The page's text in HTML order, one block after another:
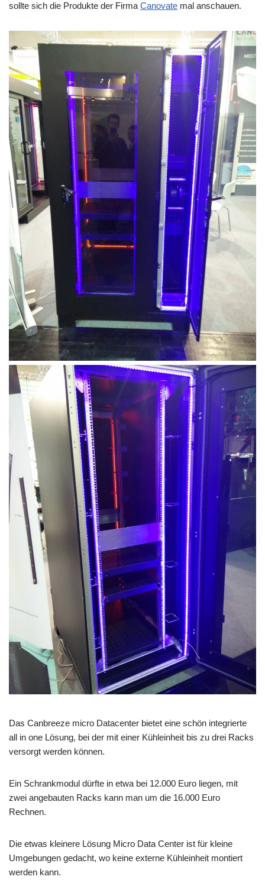
sollte sich die Produkte der Firma Canovate mal anschauen.
Das Canbreeze micro Datacenter bietet eine schön integrierte
all in one Lösung, bei der mit einer Kühleinheit bis zu drei Racks
versorgt werden können.
Ein Schrankmodul dürfte in etwa bei 12.000 Euro liegen, mit
zwei angebauten Racks kann man um die 16.000 Euro
Rechnen.
Die etwas kleinere Lösung Micro Data Center ist für kleine
Umgebungen gedacht, wo keine externe Kühleinheit montiert
werden kann.